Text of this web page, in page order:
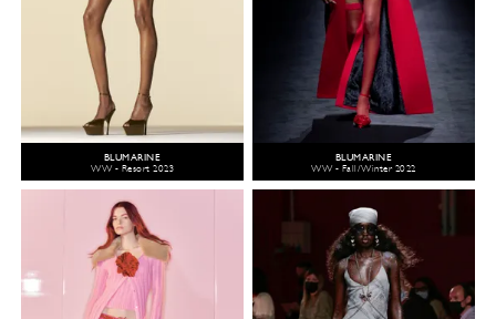
BLUMARINE
WW - Resort 2023
BLUMARINE
WW - Fall/Winter 2022